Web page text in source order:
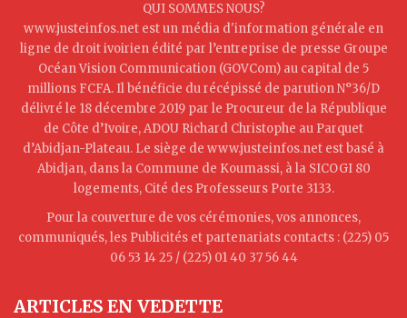
QUI SOMMES NOUS?
www.justeinfos.net est un média d'information générale en
ligne de droit ivoirien édité par l’entreprise de presse Groupe
Océan Vision Communication (GOVCom) au capital de 5
millions FCFA. Il bénéficie du récépissé de parution N°36/D
délivré le 18 décembre 2019 par le Procureur de la République
de Côte d’Ivoire, ADOU Richard Christophe au Parquet
d’Abidjan-Plateau. Le siège de www.justeinfos.net est basé à
Abidjan, dans la Commune de Koumassi, à la SICOGI 80
logements, Cité des Professeurs Porte 3133.
Pour la couverture de vos cérémonies, vos annonces,
communiqués, les Publicités et partenariats contacts : (225) 05
06 53 14 25 / (225) 01 40 37 56 44
ARTICLES EN VEDETTE